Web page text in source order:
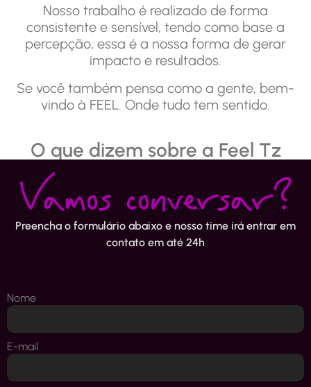
Nosso trabalho é realizado de forma
consistente e sensível, tendo como base a
percepção, essa é a nossa forma de gerar
impacto e resultados.
Se você também pensa como a gente, bem-
vindo à FEEL. Onde tudo tem sentido.
O que dizem sobre a Feel Tz
Vamos conversar?
Preencha o formulário abaixo e nosso time irá entrar em
contato em até 24h
Nome
E-mail